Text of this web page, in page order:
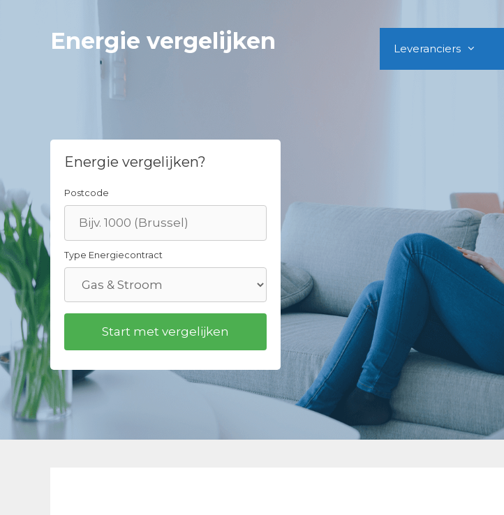
Energie vergelijken Leveranciers
Energie vergelijken?
Postcode
Type Energiecontract